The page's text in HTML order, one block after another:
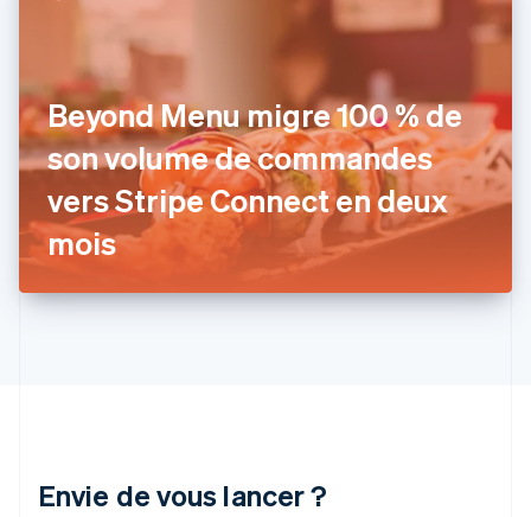
Beyond Menu migre 100 % de
son volume de commandes
vers Stripe Connect en deux
mois
Envie de vous lancer ?
Gibraltar
English
Grèce
English
English
Inde
English
English
Deutsch English